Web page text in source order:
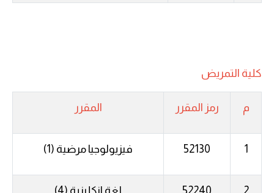
كلية التمريض
م رمز المقرر المقرر
1
52130 فيزيولوجيا مرضية (1)
2
52240 لغة انكليزية (4)